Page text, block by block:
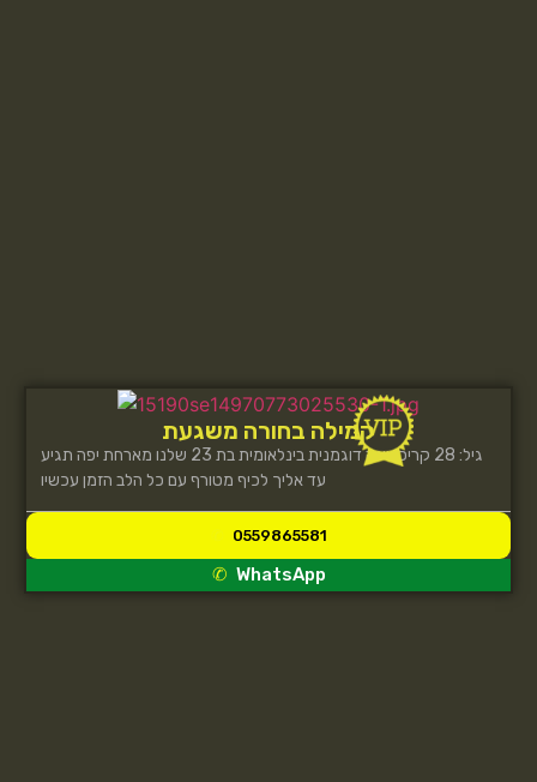
קמילה בחורה משגעת
גיל: 28 קריסטינה דוגמנית בינלאומית בת 23 שלנו מארחת יפה תגיע
עד אליך לכיף מטורף עם כל הלב הזמן עכשיו
0559865581
WhatsApp